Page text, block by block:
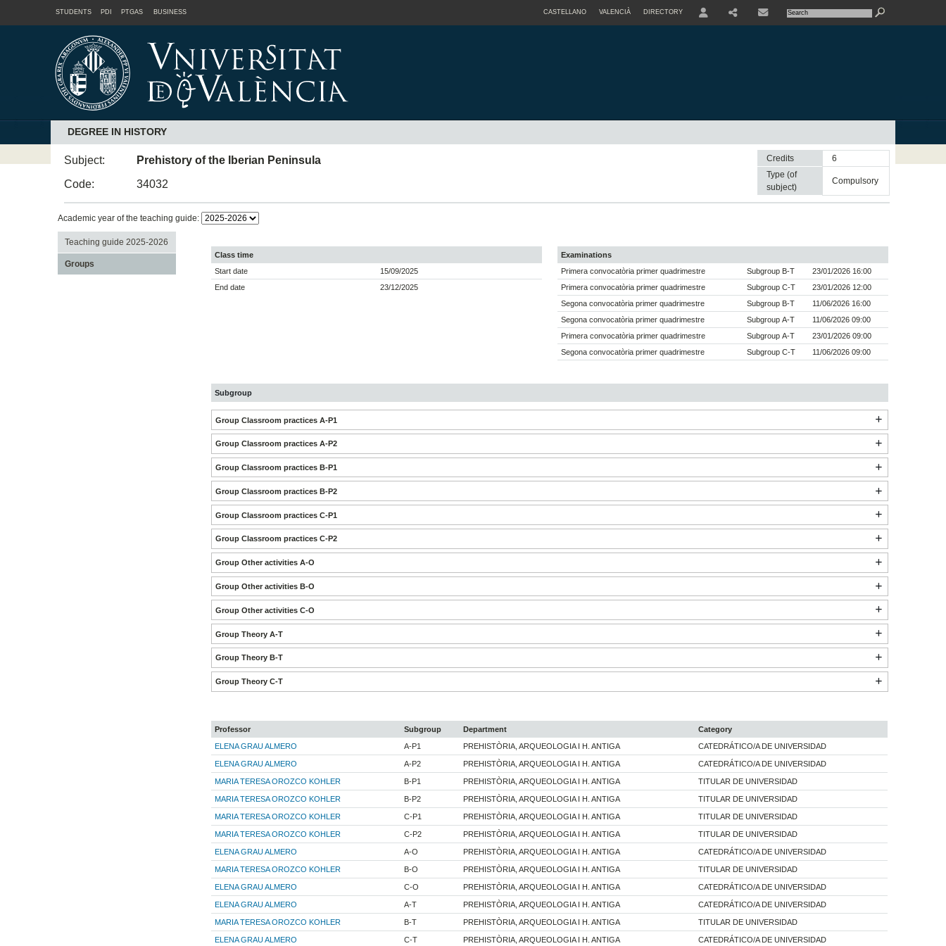
STUDENTS PDI PTGAS BUSINESS CASTELLANO VALENCIÀ DIRECTORY
DEGREE IN HISTORY
Subject:
Prehistory of the Iberian Peninsula
Code:
34032
Credits
6
Type (of
subject)
compulsory
Academic year of the teaching guide:
Teaching guide 2025-2026
Groups
Class time
Start date
15/09/2025
End date
23/12/2025
Examinations
Primera convocatòria primer quadrimestre
Subgroup B-T
23/01/2026 16:00
Primera convocatòria primer quadrimestre
Subgroup C-T
23/01/2026 12:00
Segona convocatòria primer quadrimestre
Subgroup B-T
11/06/2026 16:00
Segona convocatòria primer quadrimestre
Subgroup A-T
11/06/2026 09:00
Primera convocatòria primer quadrimestre
Subgroup A-T
23/01/2026 09:00
Segona convocatòria primer quadrimestre
Subgroup C-T 11/06/2026 09:00
Subgroup
Group Classroom practices A-P1
Group Classroom practices A-P2
Group Classroom practices B-P1
Group Classroom practices B-P2
Group Classroom practices C-P1
Group Classroom practices C-P2
Group Other activities A-O
Group Other activities B-O
Group Other activities C-O
Group Theory A-T
Group Theory B-T
Group Theory C-T
Professor Subgroup Department
Category
ELENA GRAU ALMERO
A-P1 PREHISTÒRIA, ARQUEOLOGIA I H. ANTIGA CATEDRÁTICO/A DE UNIVERSIDAD
ELENA GRAU ALMERO A-P2 PREHISTÒRIA, ARQUEOLOGIA I H. ANTIGA CATEDRÁTICO/A DE UNIVERSIDAD
MARIA TERESA OROZCO KOHLER B-P1 PREHISTÒRIA, ARQUEOLOGIA I H. ANTIGA TITULAR DE UNIVERSIDAD
MARIA TERESA OROZCO KOHLER B-P2 PREHISTÒRIA, ARQUEOLOGIA I H. ANTIGA TITULAR DE UNIVERSIDAD
MARIA TERESA OROZCO KOHLER C-P1 PREHISTÒRIA, ARQUEOLOGIA I H. ANTIGA TITULAR DE UNIVERSIDAD
MARIA TERESA OROZCO KOHLER C-P2 PREHISTÒRIA, ARQUEOLOGIA I H. ANTIGA TITULAR DE UNIVERSIDAD
ELENA GRAU ALMERO A-O PREHISTÒRIA, ARQUEOLOGIA I H. ANTIGA CATEDRÁTICO/A DE UNIVERSIDAD
MARIA TERESA OROZCO KOHLER B-O PREHISTÒRIA, ARQUEOLOGIA I H. ANTIGA TITULAR DE UNIVERSIDAD
ELENA GRAU ALMERO C-O PREHISTÒRIA, ARQUEOLOGIA I H. ANTIGA CATEDRÁTICO/A DE UNIVERSIDAD
ELENA GRAU ALMERO A-T PREHISTÒRIA, ARQUEOLOGIA I H. ANTIGA CATEDRÁTICO/A DE UNIVERSIDAD
MARIA TERESA OROZCO KOHLER B-T PREHISTÒRIA, ARQUEOLOGIA I H. ANTIGA TITULAR DE UNIVERSIDAD
ELENA GRAU ALMERO C-T PREHISTÒRIA, ARQUEOLOGIA I H. ANTIGA CATEDRÁTICO/A DE UNIVERSIDAD